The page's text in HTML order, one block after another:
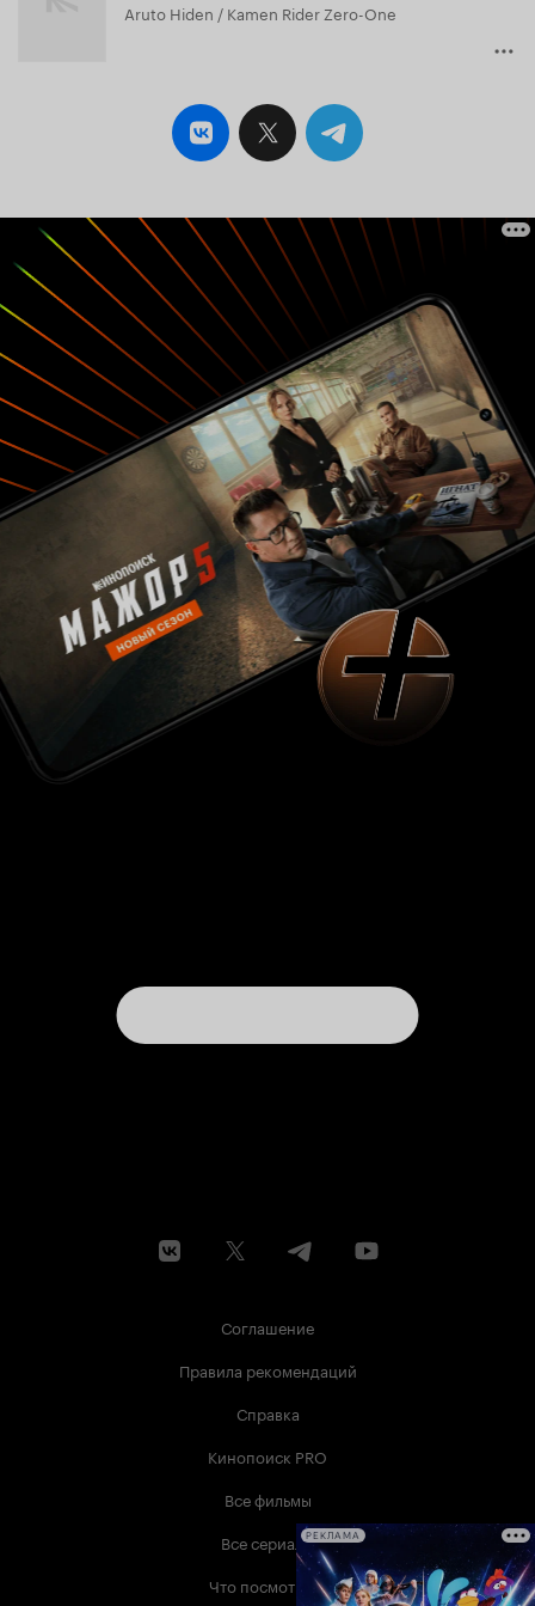
Aruto Hiden / Kamen Rider Zero-One
Соглашение
Правила рекомендаций
Справка
Кинопоиск PRO
Все фильмы
Все сериалы
Что посмотреть
РЕКЛАМА